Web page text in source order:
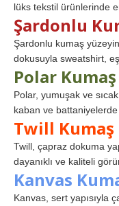
lüks tekstil ürünlerinde
Şardonlu
Şardonlu kumaş
dokusuyla sweatshirt,
Polar
Polar, yumuşak ve
kaban ve battaniyelerde
Twill Kumaş
Twill, çapraz dokuma
dayanıklı ve kaliteli
Kanvas
Kanvas, sert yapısıyla